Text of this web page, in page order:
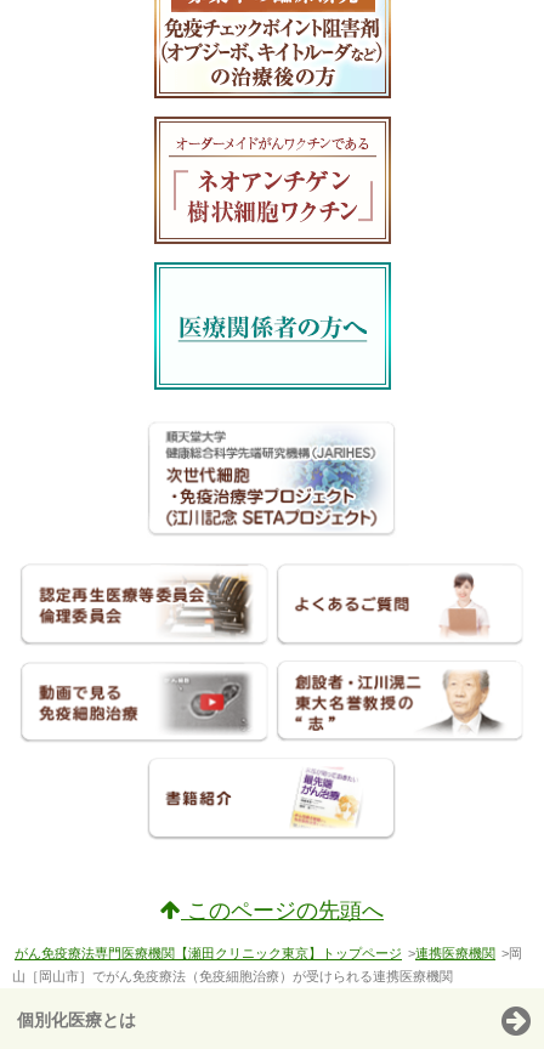
このページの先頭へ
がん免疫療法専門医療機関【瀬田クリニック東京】トップページ >連携医療機関 >岡
山［岡山市］でがん免疫療法（免疫細胞治療）が受けられる連携医療機関
個別化医療とは